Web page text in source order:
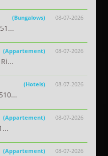
08-07-2026
(Bungalows)
08-07-2026
(Appartement)
08-07-2026
(Hotels)
08-07-2026
(Appartement)
08-07-2026
(Appartement)